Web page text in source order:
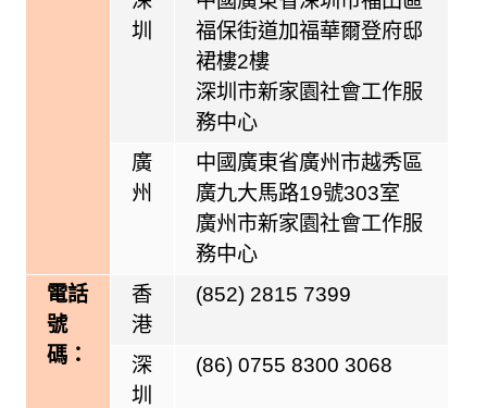
圳
福保街道加福華爾登府邸
裙樓2樓
深圳市新家園社會工作服
務中心
廣
州
中國廣東省廣州市越秀區
廣九大馬路19號303室
廣州市新家園社會工作服
務中心
電話
號
碼：
香
港
(852) 2815 7399
深
圳
(86) 0755 8300 3068